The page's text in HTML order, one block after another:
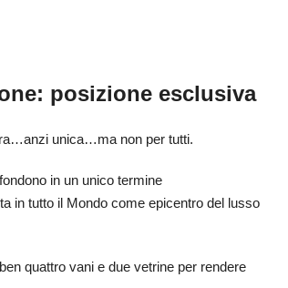
posizione esclusiva
unica…ma non per tutti.
in un unico termine
in tutto il Mondo come epicentro del lusso
quattro vani e due vetrine per rendere